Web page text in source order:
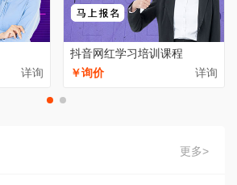
详询
抖音网红学习培训课程
￥询价
详询
更多>